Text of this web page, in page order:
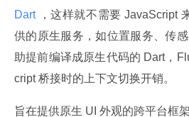
Dart
，这样就不需要 JavaScript
供的原生服务，如位置服务、传
助提前编译成原生代码的 Dart，
cript 桥接时的上下文切换开销。
旨在提供原生 UI 外观的跨平台框